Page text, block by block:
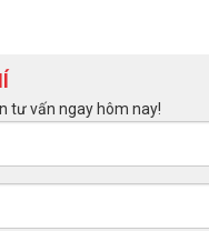
tư vấn ngay hôm nay!